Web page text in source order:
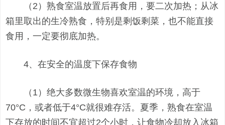
（2）熟食室温放置后再食用，要二次加热；从冰
箱里取出的生冷熟食，特别是剩饭剩菜，也不能直接
食用，一定要彻底加热。
4、在安全的温度下保存食物
（1）绝大多数微生物喜欢室温的环境，高于
70°C，或者低于4°C就很难存活。夏季，熟食在室温
下存放的时间不宜超过2个小时，让食物冷却放入冰箱